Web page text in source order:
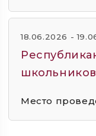
18.06.2026 -
школьников
Место